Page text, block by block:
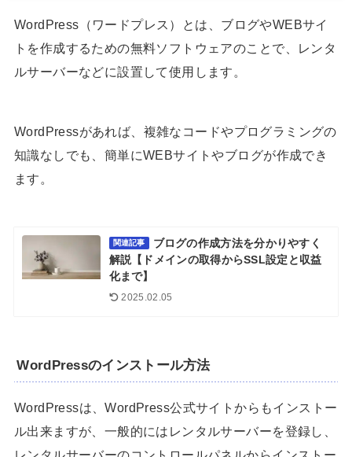
WordPress（ワードプレス）とは、ブログやWEBサイ
トを作成するための無料ソフトウェアのことで、レンタ
ルサーバーなどに設置して使用します。
WordPressがあれば、複雑なコードやプログラミングの
知識なしでも、簡単にWEBサイトやブログが作成でき
ます。
関連記事
ブログの作成方法を分かりやすく
解説【ドメインの取得からSSL設定と収益
化まで】
2025.02.05
WordPressのインストール方法
WordPressは、WordPress公式サイトからもインストー
ル出来ますが、一般的にはレンタルサーバーを登録し、